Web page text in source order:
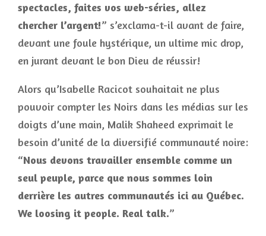
spectacles, faites vos web-séries, allez
chercher l’argent!” s’exclama-t-il avant de faire,
devant une foule hystérique, un ultime mic drop,
en jurant devant le bon Dieu de réussir!
Alors qu’Isabelle Racicot souhaitait ne plus
pouvoir compter les Noirs dans les médias sur les
doigts d’une main, Malik Shaheed exprimait le
besoin d’unité de la diversifié communauté noire:
“Nous devons travailler ensemble comme un
seul peuple, parce que nous sommes loin
derrière les autres communautés ici au Québec.
We loosing it people. Real talk.”